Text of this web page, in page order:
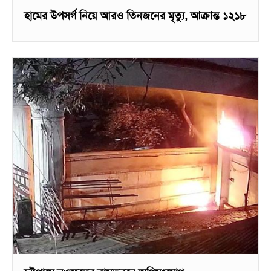
হামের উপসর্গ নিয়ে আরও তিনজনের মৃত্যু, আক্রান্ত ১২১৮